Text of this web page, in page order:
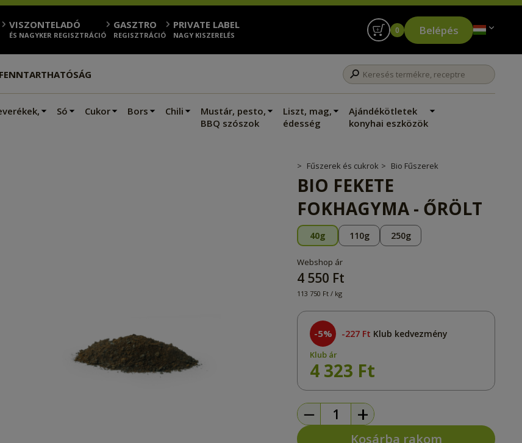
VISZONTELADÓ
ÉS NAGYKER REGISZTRÁCIÓ
GASZTRO
REGISZTRÁCIÓ
PRIVATE LABEL
NAGY KISZERELÉS 0 Belépés
FENNTARTHATÓSÁG
Só Cukor Bors Chili
Mustár, pesto,
BBQ szószok
Liszt, mag,
édesség
Ajándékötletek
konyhai eszközök
Fűszerek és cukrok Bio Fűszerek
BIO FEKETE
FOKHAGYMA - ŐRÖLT
40g 110g 250g
Webshop ár
4 550 Ft
113 750 Ft / kg
-5% 227 Ft Klub kedvezmény
Klub ár
4 323 Ft
− +
Kosárba rakom